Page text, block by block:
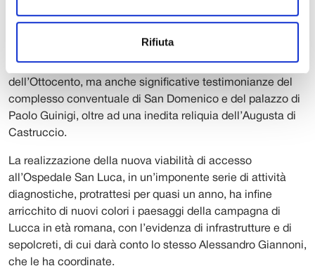
Rifiuta
condotti nella ex Manifattura Tabacchi, che hanno rivelato
non solo le vestigia dei primi impianti industriali, della fine
dell’Ottocento, ma anche significative testimonianze del
complesso conventuale di San Domenico e del palazzo di
Paolo Guinigi, oltre ad una inedita reliquia dell’Augusta di
Castruccio.
La realizzazione della nuova viabilità di accesso
all’Ospedale San Luca, in un’imponente serie di attività
diagnostiche, protrattesi per quasi un anno, ha infine
arricchito di nuovi colori i paesaggi della campagna di
Lucca in età romana, con l’evidenza di infrastrutture e di
sepolcreti, di cui darà conto lo stesso Alessandro Giannoni,
che le ha coordinate.